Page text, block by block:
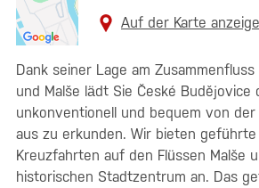
Auf der Karte
Dank seiner Lage am Zusammenfluss
und Malše lädt Sie České
unkonventionell und bequem von
aus zu erkunden. Wir bieten geführte
Kreuzfahrten auf den Flüssen Malše
historischen Stadtzentrum an. Das